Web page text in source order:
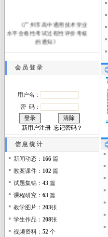
《广州市高中通用技术学业
水平合格性考试过程性评价考核
的通知》
广州市高中通用技术学业水平
合格性考试由笔试(机试)和过程
性评价两部分组成，机试已于
过程性评价具体详情：点击此
记录表下载地址：点击此处
2025年12月18日
会 员 登 录
用户名：
密 码：
新用户注册 忘记密码？
信 息 统 计
新闻动态： 166 篇
教案课件： 102 篇
试题集锦： 43 篇
课程研究： 63 篇
教学图片： 203张
学生作品： 208张
视频资料： 52 个